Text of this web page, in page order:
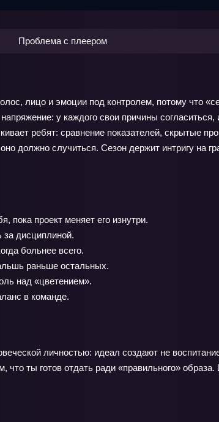
Проблема с плеером
лицо и эмоции под контролем, потому что
у каждого свои причины
ребят: сравнение показателей,
должно случиться. Сезон держит интригу на
пока проект меняет его изнутри.
за дисциплиной.
больнее всего.
раньше остальных.
над «цветением».
в команде.
личностью: идеал создают не
ты готов отдать ради «правильного»